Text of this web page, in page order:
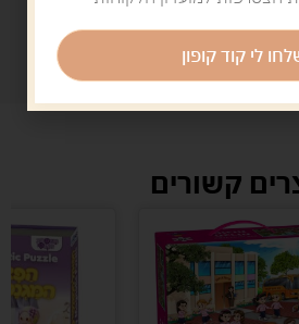
קשורים
לי קוד קופון